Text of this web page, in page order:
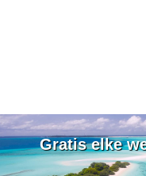
Gratis elke